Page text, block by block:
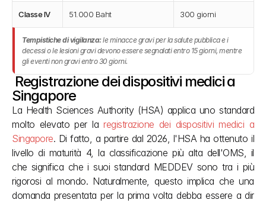
Classe IV 51.000 Baht 300 giorni
Tempistiche di vigilanza:le minacce gravi per la salute pubblica e i
decessi o le lesioni gravi devono essere segnalati entro 15 giorni, mentre
gli eventi non gravi entro 30 giorni.
Singapore
La Health Sciences Authority (HSA) applica uno standard
molto elevato per la registrazione dei dispositivi medici a
Singapore. Di fatto, a partire dal 2026, l'HSA ha ottenuto il
livello di maturità 4, la classificazione più alta dell'OMS, il
che significa che i suoi standard MEDDEV sono tra i più
rigorosi al mondo. Naturalmente, questo implica che una
domanda presentata per la prima volta debba essere a dir